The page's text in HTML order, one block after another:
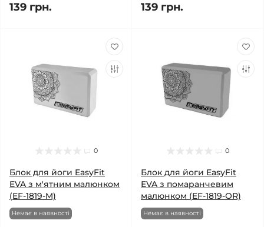
139 грн. 139 грн.
0
Блок для йоги EasyFit
EVA з м'ятним малюнком
(EF-1819-M)
Немає в наявності
0
Блок для йоги EasyFit
EVA з помаранчевим
малюнком (EF-1819-OR)
Немає в наявності